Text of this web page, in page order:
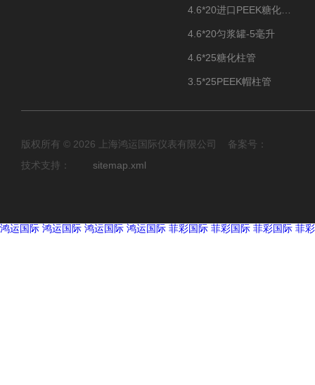
4.6*20匀浆罐-5毫升
4.6*25糖化柱管
3.5*25PEEK帽柱管
版权所有 © 2026 上海鸿运国际仪表有限公司 备案号：
技术支持： sitemap.xml
鸿运国际 鸿运国际 鸿运国际 鸿运国际 菲彩国际 菲彩国际 菲彩国际 菲